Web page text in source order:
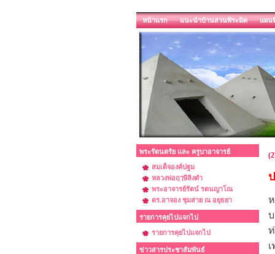
หน้าแรก แนะนำบ้านสวนพีระมิด แผน
พระรัตนตรัย และ ครูบาอาจารย์
สมเด็จองค์ปฐม
หลวงพ่อฤๅษีลิงดำ
พระอาจารย์รัตน์ รตนญาโณ
ดร.อาจอง ชุมสาย ณ อยุธยา
รายการคุยไปแจกไป
รายการคุยไปแจกไป
ข่าวสารประชาสัมพันธ์